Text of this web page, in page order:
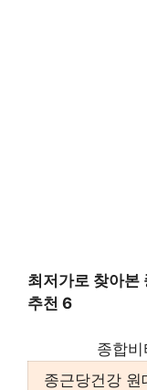
최저가로 찾아본
추천 6
종합
종근당건강 원